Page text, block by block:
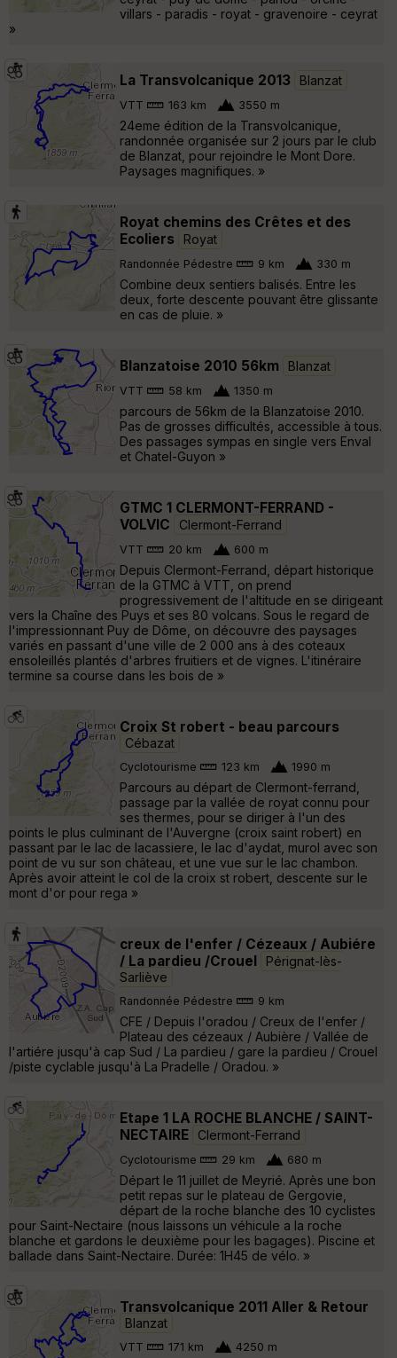
villars - paradis - royat - gravenoire - ceyrat
»
La Transvolcanique 2013 Blanzat
VTT 163 km 3550 m
24eme édition de la Transvolcanique,
randonnée organisée sur 2 jours par le club
de Blanzat, pour rejoindre le Mont Dore.
Paysages magnifiques. »
Royat chemins des Crêtes et des
Ecoliers
Royat
Randonnée Pédestre 9 km 330 m
Combine deux sentiers balisés. Entre les
deux, forte descente pouvant être glissante
en cas de pluie. »
Blanzatoise 2010 56km Blanzat
VTT 58 km 1350 m
parcours de 56km de la Blanzatoise 2010.
Pas de grosses difficultés, accessible à tous.
Des passages sympas en single vers Enval
et Chatel-Guyon »
GTMC 1 CLERMONT-FERRAND -
VOLVIC
Clermont-Ferrand
VTT 20 km 600 m
Depuis Clermont-Ferrand, départ historique
de la GTMC à VTT, on prend
progressivement de l'altitude en se dirigeant
vers la Chaîne des Puys et ses 80 volcans. Sous le regard de
l'impressionnant Puy de Dôme, on découvre des paysages
variés en passant d'une ville de 2 000 ans à des coteaux
ensoleillés plantés d'arbres fruitiers et de vignes. L'itinéraire
termine sa course dans les bois de »
Croix St robert - beau parcours
Cébazat
Cyclotourisme 123 km 1990 m
Parcours au départ de Clermont-ferrand,
passage par la vallée de royat connu pour
ses thermes, pour se diriger à l'un des
points le plus culminant de l'Auvergne (croix saint robert) en
passant par le lac de lacassiere, le lac d'aydat, murol avec son
point de vu sur son château, et une vue sur le lac chambon.
Après avoir atteint le col de la croix st robert, descente sur le
mont d'or pour rega »
creux de l'enfer / Cézeaux / Aubiére
/ La pardieu /Crouel
Pérignat-lès-
Sarliève
Randonnée Pédestre 9 km
CFE / Depuis l'oradou / Creux de l'enfer /
Plateau des cézeaux / Aubière / Vallée de
l'artiére jusqu'à cap Sud / La pardieu / gare la pardieu / Crouel
/piste cyclable jusqu'à La Pradelle / Oradou. »
Etape 1 LA ROCHE BLANCHE / SAINT-
NECTAIRE
Clermont-Ferrand
Cyclotourisme 29 km 680 m
Départ le 11 juillet de Meyrié. Après une bon
petit repas sur le plateau de Gergovie,
départ de la roche blanche des 10 cyclistes
pour Saint-Nectaire (nous laissons un véhicule a la roche
blanche et gardons le deuxième pour les bagages). Piscine et
ballade dans Saint-Nectaire. Durée: 1H45 de vélo. »
Transvolcanique 2011 Aller & Retour
Blanzat
VTT 171 km 4250 m